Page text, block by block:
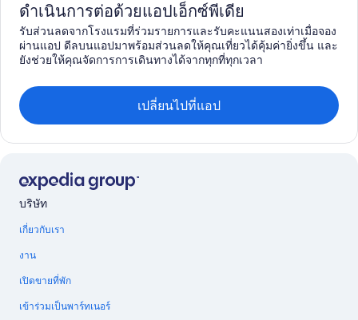
ดำเนินการต่อด้วยแอปเอ็กซ์พีเดีย
รับส่วนลดจากโรงแรมที่ร่วมรายการและรับคะแนนสองเท่าเมื่อจอง
ผ่านแอป ดีลบนแอปมาพร้อมส่วนลดให้คุณเที่ยวได้คุ้มค่ายิ่งขึ้น และ
ยังช่วยให้คุณจัดการการเดินทางได้จากทุกที่ทุกเวลา
เปลี่ยนไปที่แอป
บริษัท
เกี่ยวกับเรา
งาน
เปิดขายที่พัก
เข้าร่วมเป็นพาร์ทเนอร์